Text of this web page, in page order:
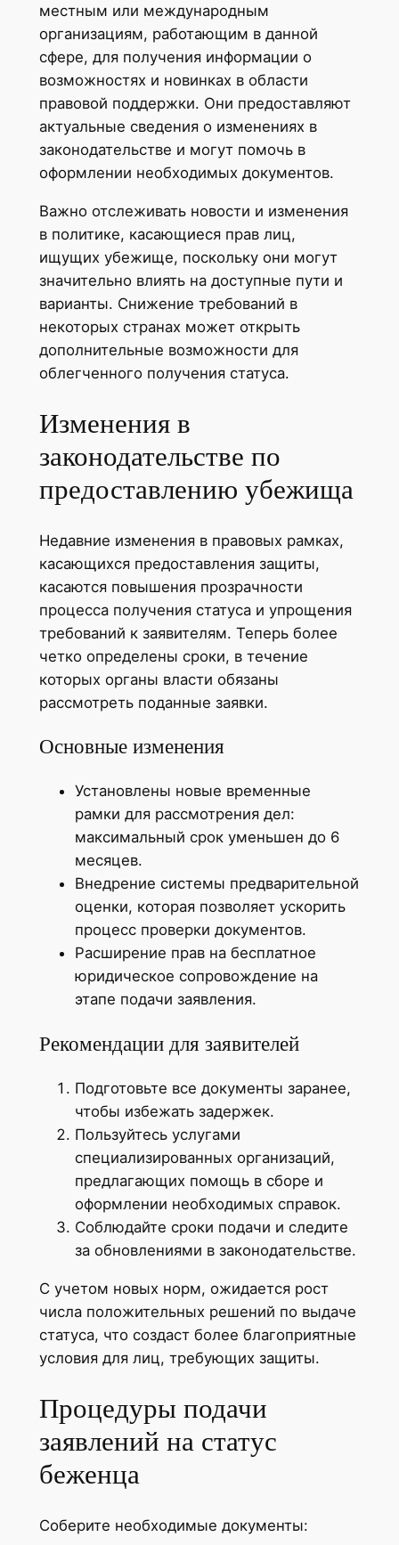
местным или международным
организациям, работающим в данной
сфере, для получения информации о
возможностях и новинках в области
правовой поддержки. Они предоставляют
актуальные сведения о изменениях в
законодательстве и могут помочь в
оформлении необходимых документов.
Важно отслеживать новости и изменения
в политике, касающиеся прав лиц,
ищущих убежище, поскольку они могут
значительно влиять на доступные пути и
варианты. Снижение требований в
некоторых странах может открыть
дополнительные возможности для
облегченного получения статуса.
Изменения в
законодательстве по
предоставлению убежища
Недавние изменения в правовых рамках,
касающихся предоставления защиты,
касаются повышения прозрачности
процесса получения статуса и упрощения
требований к заявителям. Теперь более
четко определены сроки, в течение
которых органы власти обязаны
рассмотреть поданные заявки.
Основные изменения
Установлены новые временные
рамки для рассмотрения дел:
максимальный срок уменьшен до 6
месяцев.
Внедрение системы предварительной
оценки, которая позволяет ускорить
процесс проверки документов.
Расширение прав на бесплатное
юридическое сопровождение на
этапе подачи заявления.
Рекомендации для заявителей
Подготовьте все документы заранее,
чтобы избежать задержек.
Пользуйтесь услугами
специализированных организаций,
предлагающих помощь в сборе и
оформлении необходимых справок.
Соблюдайте сроки подачи и следите
за обновлениями в законодательстве.
С учетом новых норм, ожидается рост
числа положительных решений по выдаче
статуса, что создаст более благоприятные
условия для лиц, требующих защиты.
Процедуры подачи
заявлений на статус
беженца
Соберите необходимые документы: